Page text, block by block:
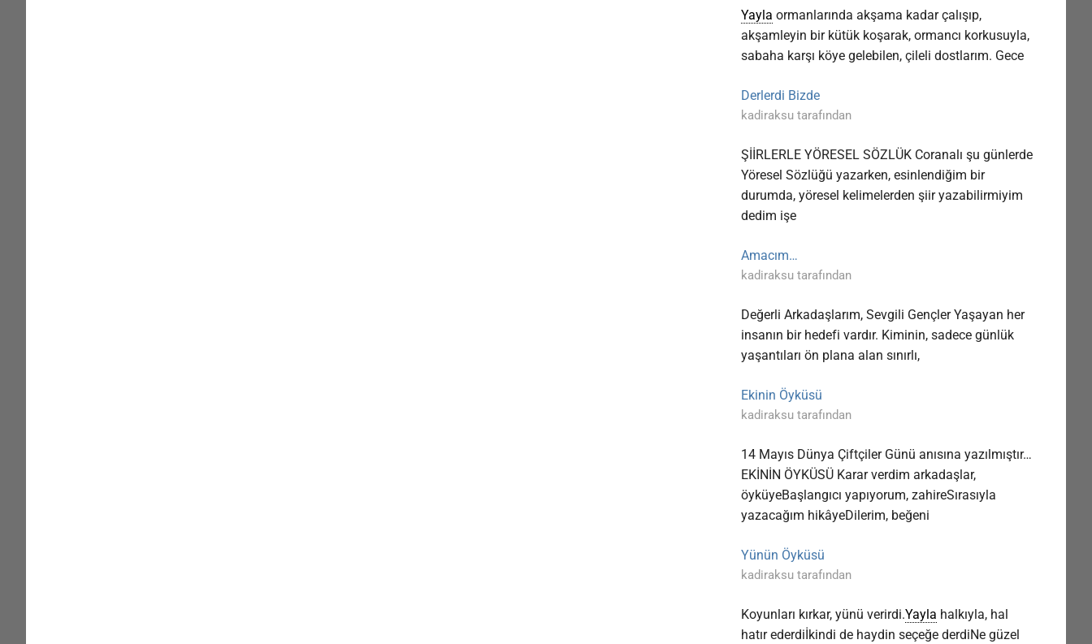
Yayla ormanlarında akşama kadar çalışıp,
akşamleyin bir kütük koşarak, ormancı korkusuyla,
sabaha karşı köye gelebilen, çileli dostlarım. Gece
Derlerdi Bizde
kadiraksu tarafından
ŞİİRLERLE YÖRESEL SÖZLÜK Coranalı şu günlerde
Yöresel Sözlüğü yazarken, esinlendiğim bir
durumda, yöresel kelimelerden şiir yazabilirmiyim
dedim işe
Amacım…
kadiraksu tarafından
Değerli Arkadaşlarım, Sevgili Gençler Yaşayan her
insanın bir hedefi vardır. Kiminin, sadece günlük
yaşantıları ön plana alan sınırlı,
Ekinin Öyküsü
kadiraksu tarafından
14 Mayıs Dünya Çiftçiler Günü anısına yazılmıştır…
EKİNİN ÖYKÜSÜ Karar verdim arkadaşlar,
öyküyeBaşlangıcı yapıyorum, zahireSırasıyla
yazacağım hikâyeDilerim, beğeni
Yünün Öyküsü
kadiraksu tarafından
Koyunları kırkar, yünü verirdi.Yayla halkıyla, hal
hatır ederdiİkindi de haydin seçeğe derdiNe güzel